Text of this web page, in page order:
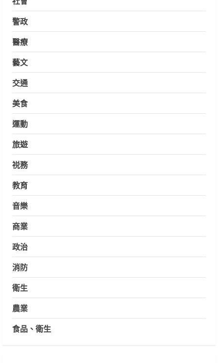
警政
醫療
藝文
交通
美食
運動
旅遊
祱務
教育
音樂
商業
政治
消防
衛生
農業
食品、衛生